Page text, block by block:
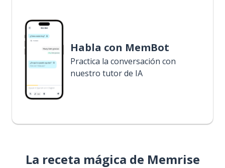
Habla con MemBot
Practica la conversación con
nuestro tutor de IA
La receta mágica de Memrise